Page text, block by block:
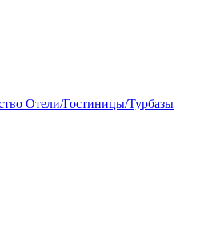
Отели/Гостиницы/Турбазы